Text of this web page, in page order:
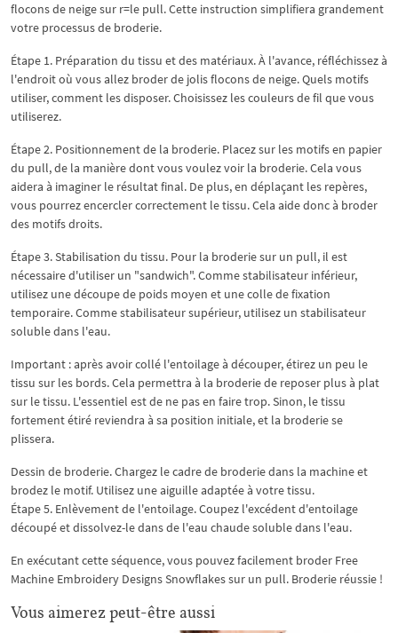
flocons de neige sur r=le pull. Cette instruction simplifiera grandement
votre processus de broderie.
Étape 1. Préparation du tissu et des matériaux. À l'avance, réfléchissez à
l'endroit où vous allez broder de jolis flocons de neige. Quels motifs
utiliser, comment les disposer. Choisissez les couleurs de fil que vous
utiliserez.
Étape 2. Positionnement de la broderie. Placez sur les motifs en papier
du pull, de la manière dont vous voulez voir la broderie. Cela vous
aidera à imaginer le résultat final. De plus, en déplaçant les repères,
vous pourrez encercler correctement le tissu. Cela aide donc à broder
des motifs droits.
Étape 3. Stabilisation du tissu. Pour la broderie sur un pull, il est
nécessaire d'utiliser un "sandwich". Comme stabilisateur inférieur,
utilisez une découpe de poids moyen et une colle de fixation
temporaire. Comme stabilisateur supérieur, utilisez un stabilisateur
soluble dans l'eau.
Important : après avoir collé l'entoilage à découper, étirez un peu le
tissu sur les bords. Cela permettra à la broderie de reposer plus à plat
sur le tissu. L'essentiel est de ne pas en faire trop. Sinon, le tissu
fortement étiré reviendra à sa position initiale, et la broderie se
plissera.
Dessin de broderie. Chargez le cadre de broderie dans la machine et
brodez le motif. Utilisez une aiguille adaptée à votre tissu.
Étape 5. Enlèvement de l'entoilage. Coupez l'excédent d'entoilage
découpé et dissolvez-le dans de l'eau chaude soluble dans l'eau.
En exécutant cette séquence, vous pouvez facilement broder Free
Machine Embroidery Designs Snowflakes sur un pull. Broderie réussie !
Vous aimerez peut-être aussi